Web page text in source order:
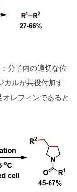
分子内の適切な位
カルが共役付加す
レフィンであると